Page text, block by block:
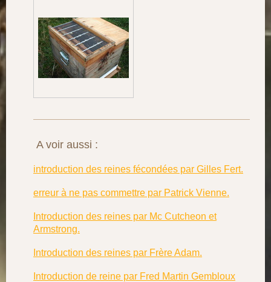
A voir aussi :
introduction des reines fécondées par Gilles Fert.
erreur à ne pas commettre par Patrick Vienne.
Introduction des reines par Mc Cutcheon et
Armstrong.
Introduction des reines par Frère Adam.
Introduction de reine par Fred Martin Gembloux